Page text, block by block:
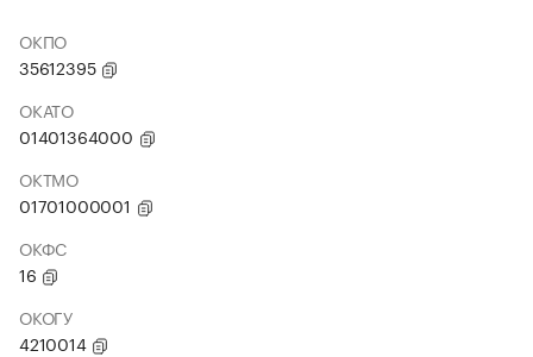
ОКПО
35612395
ОКАТО
01401364000
ОКТМО
01701000001
ОКФС
16
ОКОГУ
4210014